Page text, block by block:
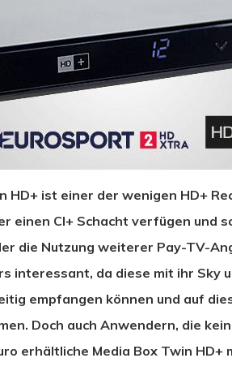
ESC zum Schließen.
HD+ ist einer der wenigen HD+
einen CI+ Schacht verfügen und
die Nutzung weiterer Pay-TV-
interessant, da diese mit ihr Sky
empfangen können und auf
Doch auch Anwendern, die
erhältliche Media Box Twin